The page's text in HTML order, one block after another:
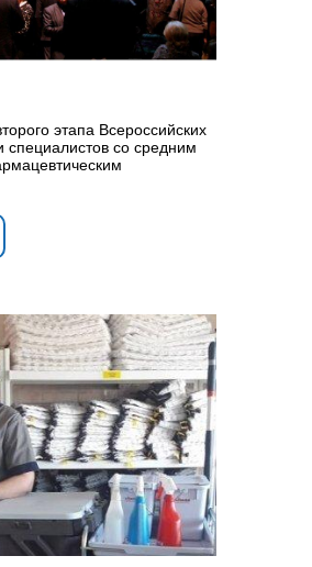
этапа Всероссийских
специалистов со средним